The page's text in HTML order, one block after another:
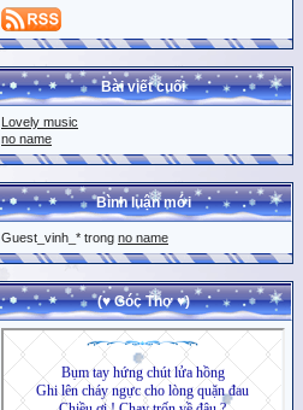
Bài viết cuối
Lovely music
no name
Bình luận mới
Guest_vinh_* trong no name
(♥ Góc Thơ ♥)